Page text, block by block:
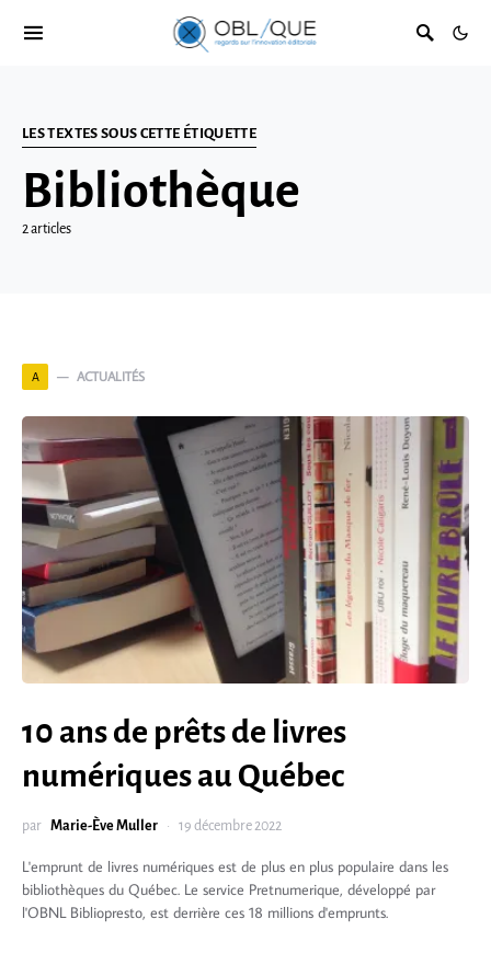
LES TEXTES SOUS CETTE ÉTIQUETTE
Bibliothèque
2 articles
A ACTUALITÉS
10 ans de prêts de livres
numériques au Québec
par Marie-Ève Muller 19 décembre 2022
L'emprunt de livres numériques est de plus en plus populaire dans les
bibliothèques du Québec. Le service Pretnumerique, développé par
l'OBNL Bibliopresto, est derrière ces 18 millions d'emprunts.